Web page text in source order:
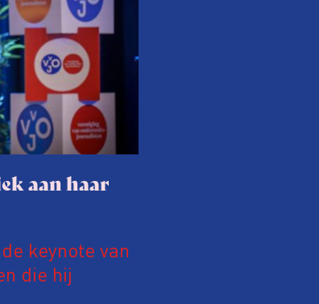
aan haar
keynote van
die hij